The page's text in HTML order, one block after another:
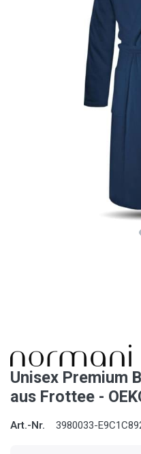
Unisex Premium
aus Frottee -
Art.-Nr. 3980033-